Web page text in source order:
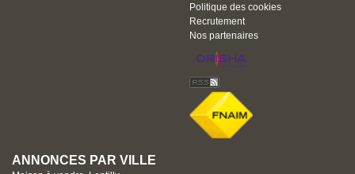
Politique des cookies
Recrutement
Nos partenaires
ANNONCES PAR VILLE